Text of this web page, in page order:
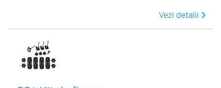
Vezi detalii